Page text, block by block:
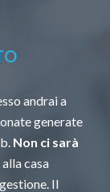
andrai a
generate
Non ci sarà
casa
Il